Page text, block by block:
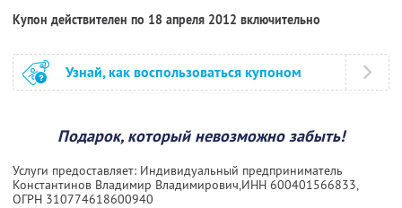
Купон действителен по 18 апреля 2012 включительно
Узнай, как воспользоваться купоном
Подарок, который невозможно забыть!
Услуги предоставляет: Индивидуальный предприниматель
Константинов Владимир Владимирович,ИНН 600401566833,
ОГРН 310774618600940